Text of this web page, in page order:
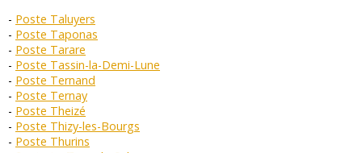
Poste Taluyers
Poste Taponas
Poste Tarare
Poste Tassin-la-Demi-Lune
Poste Ternand
Poste Ternay
Poste Theizé
Poste Thizy-les-Bourgs
Poste Thurins